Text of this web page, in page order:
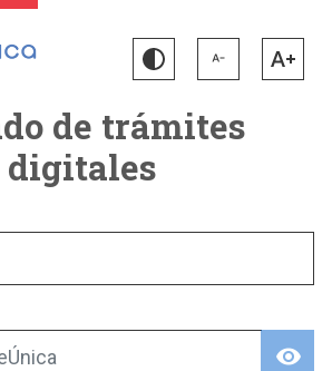
de trámites
digitales
visibility